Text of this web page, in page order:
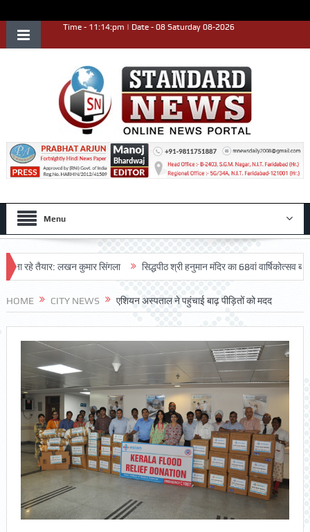
Time - 11:14:pm | Date - 08 Saturday 08-2026
Menu
रहे तैयार: लखन कुमार सिंगला सिद्धपीठ श्री हनुमान मंदिर का 68वां वार्षिकोत्सव बड़ी
HOME CITY NEWS एशियन अस्पताल ने पहुंचाई बाढ़ पीड़ितों को मदद